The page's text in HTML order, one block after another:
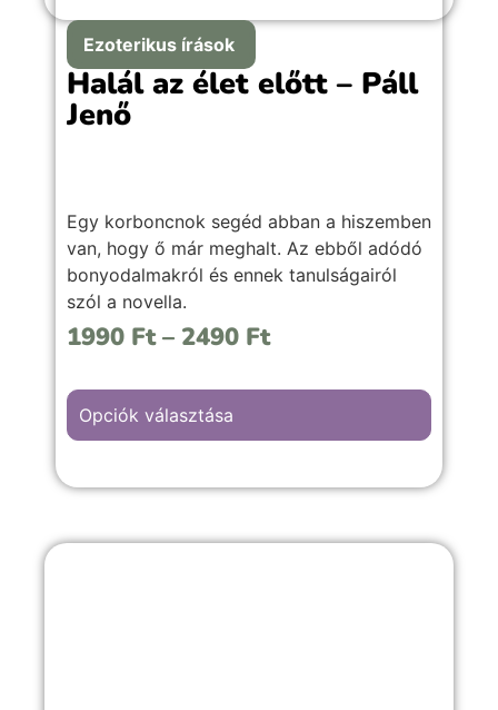
Ezoterikus írások
Halál az élet előtt – Páll
Jenő
Egy korboncnok segéd abban a hiszemben
van, hogy ő már meghalt. Az ebből adódó
bonyodalmakról és ennek tanulságairól
szól a novella.
1990 Ft – 2490 Ft
Opciók választása